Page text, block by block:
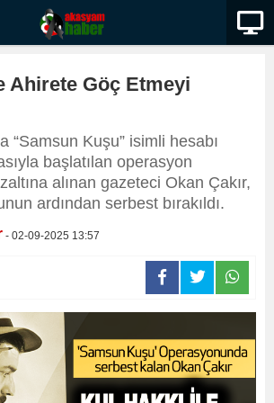
Ahirete Göç Etmeyi
“Samsun Kuşu” isimli hesabı
başlatılan operasyon
alınan gazeteci Okan Çakır,
ardından serbest bırakıldı.
- 02-09-2025 13:57